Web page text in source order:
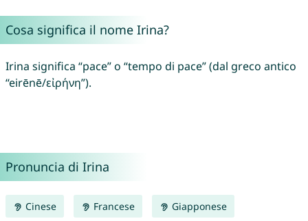
Cosa significa il nome Irina?
Irina significa “pace” o “tempo di pace” (dal greco antico
“eirēnē/εἰρήνη”).
Pronuncia di Irina
Cinese Francese Giapponese